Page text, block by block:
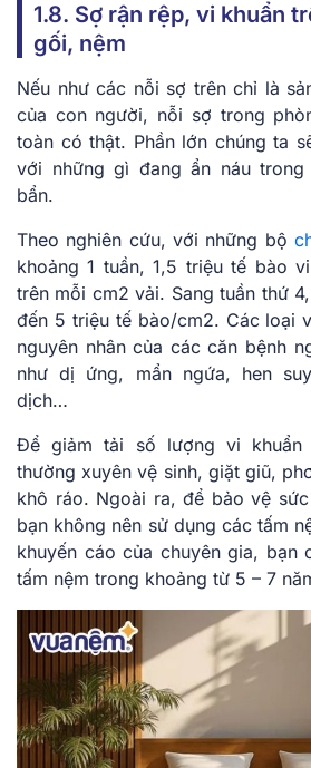
1.8. Sợ rận rệp, vi khuẩn
gối, nệm
Nếu như các nỗi sợ trên chỉ là
của con người, nỗi sợ trong
toàn có thật. Phần lớn chúng ta
với những gì đang ẩn náu
bẩn.
Theo nghiên cứu, với những bộ
khoảng 1 tuần, 1,5 triệu tế bào
trên mỗi cm2 vải. Sang tuần thứ
đến 5 triệu tế bào/cm2. Các loại
nguyên nhân của các căn bệnh
như dị ứng, mẩn ngứa, hen
dịch…
Để giảm tải số lượng vi khuẩn
thường xuyên vệ sinh, giặt giũ,
khô ráo. Ngoài ra, để bảo vệ
bạn không nên sử dụng các tấm
khuyến cáo của chuyên gia, bạn
tấm nệm trong khoảng từ 5 – 7